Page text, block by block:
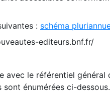
: schéma
editeurs.bnf.fr/
le référentiel général
énumérées ci-dessous.